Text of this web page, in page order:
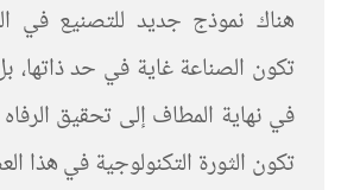
هناك نموذج جديد للتصنيع في
تكون الصناعة غاية في حد ذاتها،
في نهاية المطاف إلى تحقيق
تكون الثورة التكنولوجية في هذا